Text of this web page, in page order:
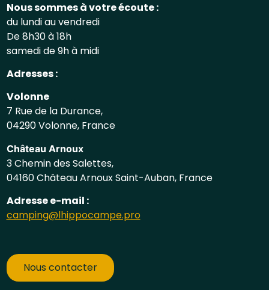
Nous sommes à votre écoute :
du lundi au vendredi
De 8h30 à 18h
samedi de 9h à midi
Adresses :
Volonne
7 Rue de la Durance,
04290 Volonne, France
Château Arnoux
3 Chemin des Salettes,
04160 Château Arnoux Saint-Auban, France
Adresse e-mail :
camping@lhippocampe.pro
Nous contacter